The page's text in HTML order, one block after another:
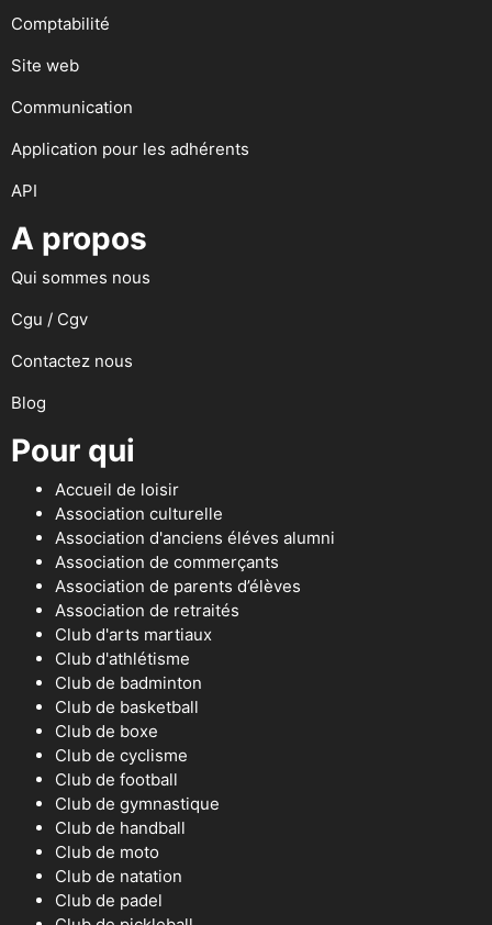
Comptabilité
Site web
Communication
Application pour les adhérents
API
A propos
Qui sommes nous
Cgu / Cgv
Contactez nous
Blog
Pour qui
Accueil de loisir
Association culturelle
Association d'anciens éléves alumni
Association de commerçants
Association de parents d’élèves
Association de retraités
Club d'arts martiaux
Club d'athlétisme
Club de badminton
Club de basketball
Club de boxe
Club de cyclisme
Club de football
Club de gymnastique
Club de handball
Club de moto
Club de natation
Club de padel